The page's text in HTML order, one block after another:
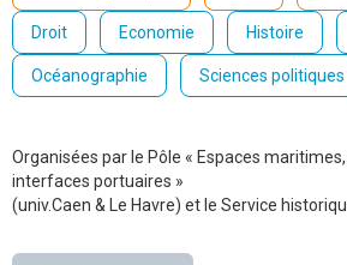
Droit Economie Histoire
Océanographie Sciences politiques
Organisées par le Pôle « Espaces
interfaces portuaires »
(univ.Caen & Le Havre) et le Service